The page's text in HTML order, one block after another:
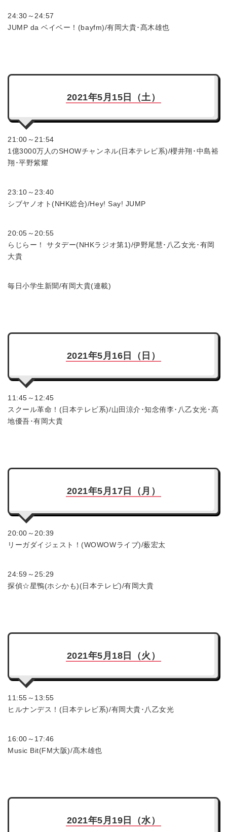
24:30～24:57
JUMP da ベイベー！(bayfm)/有岡大貴･髙木雄也
2021年5月15日（土）
21:00～21:54
1億3000万人のSHOWチャンネル(日本テレビ系)/櫻井翔･中島裕
翔･平野紫耀
23:10～23:40
シブヤノオト(NHK総合)/Hey! Say! JUMP
20:05～20:55
らじらー！ サタデー(NHKラジオ第1)/伊野尾慧･八乙女光･有岡
大貴
毎日小学生新聞/有岡大貴(連載)
2021年5月16日（日）
11:45～12:45
スクール革命！(日本テレビ系)/山田涼介･知念侑李･八乙女光･髙
地優吾･有岡大貴
2021年5月17日（月）
20:00～20:39
リーガダイジェスト！(WOWOWライブ)/薮宏太
24:59～25:29
探偵☆星鴨(ホシかも)(日本テレビ)/有岡大貴
2021年5月18日（火）
11:55～13:55
ヒルナンデス！(日本テレビ系)/有岡大貴･八乙女光
16:00～17:46
Music Bit(FM大阪)/髙木雄也
2021年5月19日（水）